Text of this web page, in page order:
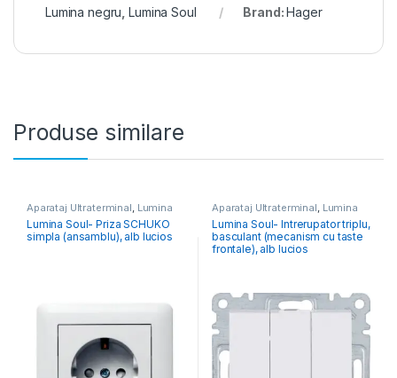
Lumina negru ,Lumina Soul Brand:Hager
Produse similare
Aparataj Ultraterminal, Lumina
Lumina Soul- Priza SCHUKO
simpla (ansamblu), alb lucios
Aparataj Ultraterminal, Lumina
Lumina Soul- Intrerupator triplu,
basculant (mecanism cu taste
frontale), alb lucios